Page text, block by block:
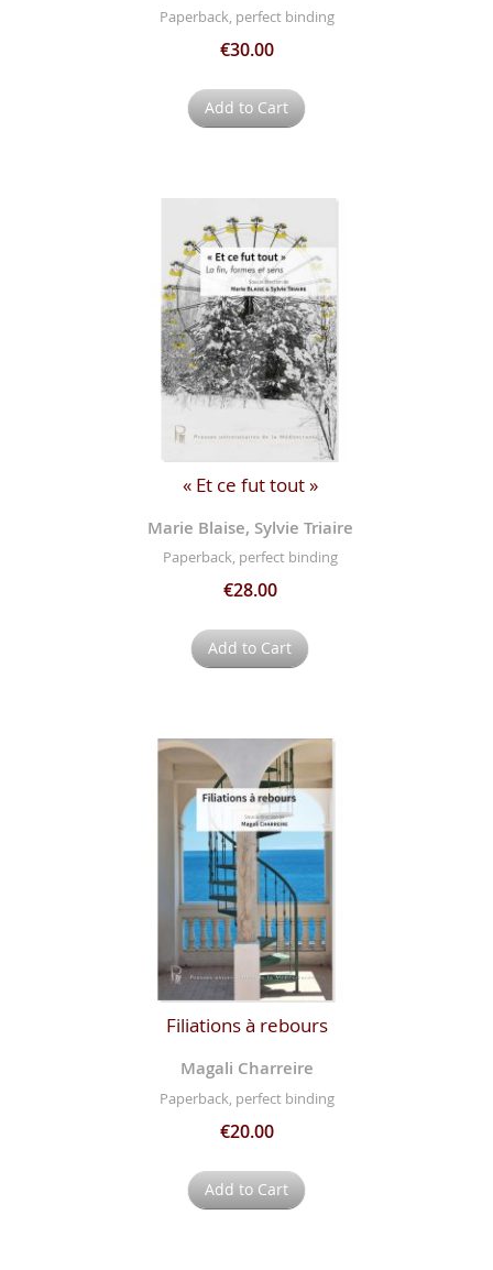
Paperback, perfect binding
€30.00
Add to Cart
« Et ce fut tout »
Marie Blaise, Sylvie Triaire
Paperback, perfect binding
€28.00
Add to Cart
Filiations à rebours
Magali Charreire
Paperback, perfect binding
€20.00
Add to Cart